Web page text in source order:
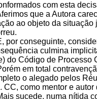
com esta
que a Autora
ao objeto da
por conseguinte,
culmina
do Código de Processo
em total
o alegado pelos
CC, como mentor e
sucede, numa nítida